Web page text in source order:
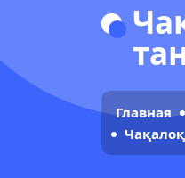
Главная